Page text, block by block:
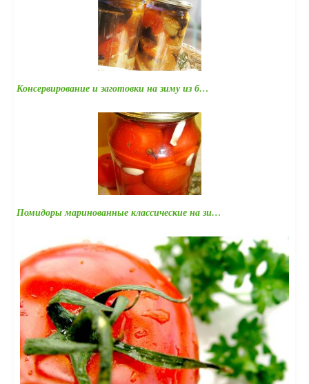
Консервирование и заготовки на зиму из б…
Помидоры маринованные классические на зи…